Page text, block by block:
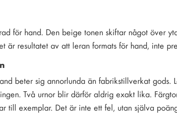
för hand. Den beige tonen skiftar något över
är resultatet av att leran formats för hand, inte
beter sig annorlunda än fabrikstillverkat gods.
Två urnor blir därför aldrig exakt lika.
till exemplar. Det är inte ett fel, utan själva